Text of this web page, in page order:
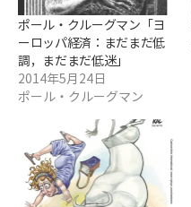
ポール・クルーグマン「ヨ
ーロッパ経済：まだまだ低
調，まだまだ低迷」
2014年5月24日
ポール・クルーグマン